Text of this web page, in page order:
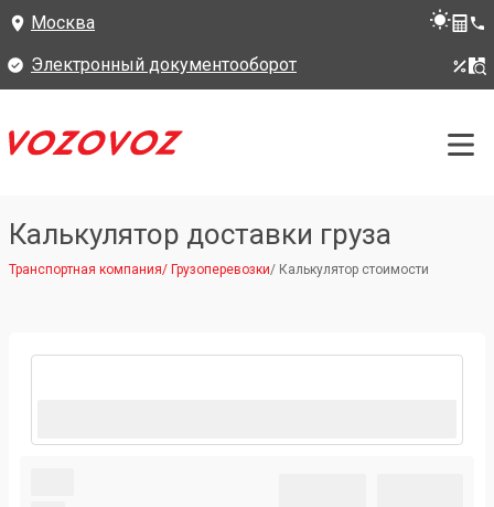
Москва
Электронный документооборот
Калькулятор доставки груза
Транспортная компания/ Грузоперевозки/ Калькулятор стоимости